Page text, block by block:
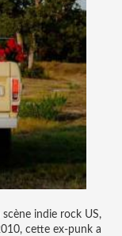
indie rock US,
cette ex-punk a